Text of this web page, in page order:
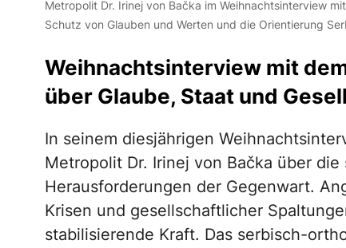
Metropolit Dr. Irinej von Bačka im Weihnachtsinterview
Schutz von Glauben und Werten und die Orientierung
Weihnachtsinterview mit
über Glaube, Staat und
In seinem diesjährigen
Metropolit Dr. Irinej von Bačka über
Herausforderungen der Gegenwart.
Krisen und gesellschaftlicher
stabilisierende Kraft. Das serbisch-